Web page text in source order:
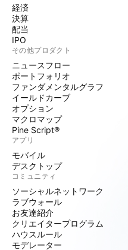
経済
決算
配当
IPO
その他プロダクト
ニュースフロー
ポートフォリオ
ファンダメンタルグラフ
イールドカーブ
オプション
マクロマップ
Pine Script®
アプリ
モバイル
デスクトップ
コミュニティ
ソーシャルネットワーク
ラブウォール
お友達紹介
クリエイタープログラム
ハウスルール
モデレーター